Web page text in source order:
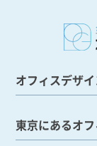
オフィスデザ
東京にあるオ